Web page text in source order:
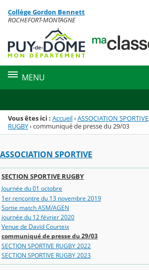
Menu de la rubrique
Contenu
Collège Gordon Bennett
ROCHEFORT-MONTAGNE
MENU
Vous êtes ici : Accueil›ASSOCIATION SPORTIVE
RUGBY›communiqué de presse du 29/03
ASSOCIATION SPORTIVE
SECTION SPORTIVE RUGBY
Journée du 01 octobre
1er rencontre du 13 novembre 2019
Sortie match ASM/AGEN
journée du 12 février 2020
Venue de David Courteix
communiqué de presse du 29/03
SECTION SPORTIVE RUGBY 2022
SECTION SPORTIVE RUGBY 2023